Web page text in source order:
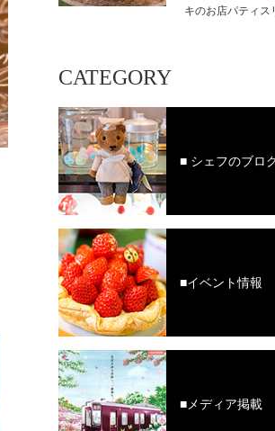
キのお店パティ
CATEGORY
■ シェフのブロ
■イベント情報
■メディア掲載